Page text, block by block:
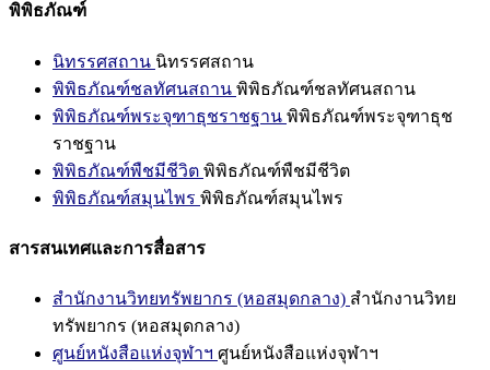
พิพิธภัณฑ์
นิทรรศสถาน นิทรรศสถาน
พิพิธภัณฑ์ชลทัศนสถาน พิพิธภัณฑ์ชลทัศนสถาน
พิพิธภัณฑ์พระจุฑาธุชราชฐาน พิพิธภัณฑ์พระจุฑาธุช
ราชฐาน
พิพิธภัณฑ์พืชมีชีวิต พิพิธภัณฑ์พืชมีชีวิต
พิพิธภัณฑ์สมุนไพร พิพิธภัณฑ์สมุนไพร
สารสนเทศและการสื่อสาร
สำนักงานวิทยทรัพยากร (หอสมุดกลาง) สำนักงานวิทย
ทรัพยากร (หอสมุดกลาง)
ศูนย์หนังสือแห่งจุฬาฯ ศูนย์หนังสือแห่งจุฬาฯ